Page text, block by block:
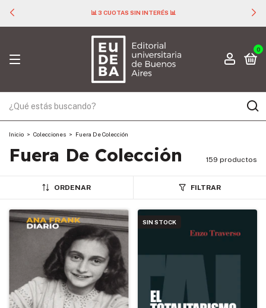
🚚 ENVÍO GRATIS PARA TODAS LAS COMPRAS SUPERIORES A $ 40.000 🚚
0
Inicio > Colecciones > Fuera De Colección
Fuera De Colección 159 productos
ORDENAR FILTRAR
SIN STOCK